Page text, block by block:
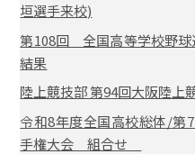
垣選手来校)
第108回 全国高等学校野
結果
陸上競技部 第94回大阪陸上
令和8年度全国高校総体/第
手権大会 組合せ